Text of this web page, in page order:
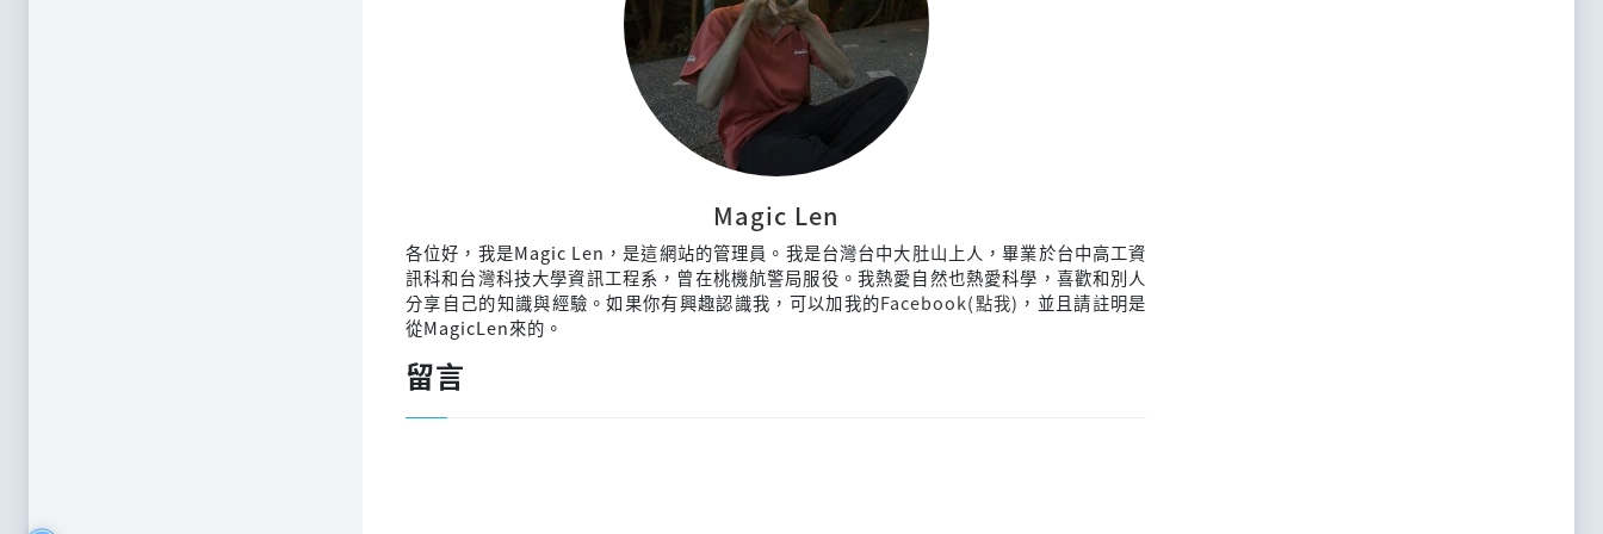
Magic Len
各位好，我是Magic Len，是這網站的管理員。我是台灣台中大肚山上人，畢業於台中高工資
訊科和台灣科技大學資訊工程系，曾在桃機航警局服役。我熱愛自然也熱愛科學，喜歡和別人
分享自己的知識與經驗。如果你有興趣認識我，可以加我的Facebook(點我) ，並且請註明是
從MagicLen來的。
留言